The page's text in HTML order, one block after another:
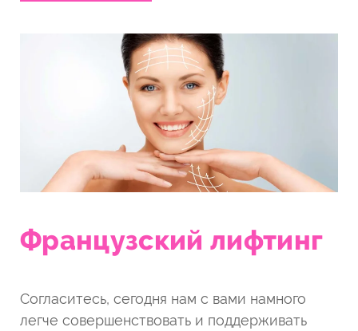
Французский лифтинг
Согласитесь, сегодня нам с вами намного
легче совершенствовать и поддерживать